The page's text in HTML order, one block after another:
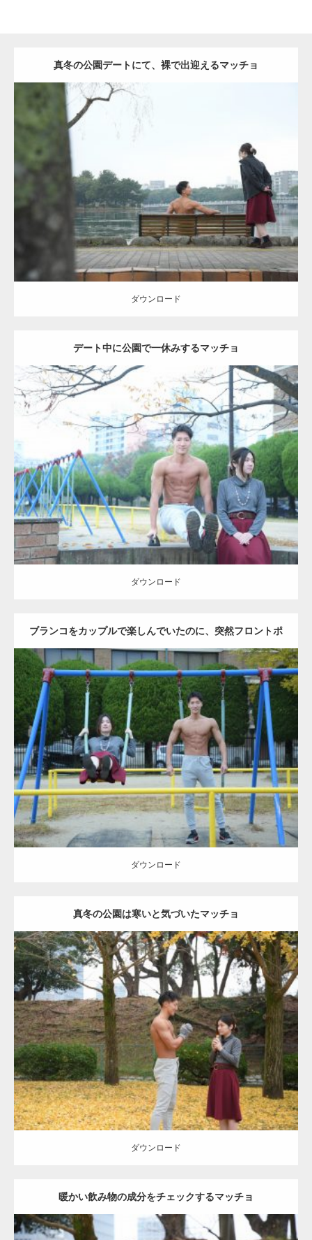
真冬の公園デートにて、裸で出迎えるマッチョ
公園のマッチョ AKIHITO(細マッチョ) 背中
ダウンロード
ダウンロード
デート中に公園で一休みするマッチョ
Update:2021.07.6
Category:公園のマッチョ その他 AKIHITO(細マッチョ) 腹筋
ダウンロード
ダウンロード
ブランコをカップルで楽しんでいたのに、突然フロントポ
ーズをするマッチョ
Update: 2021.07.6
Category:公園のマッチョ その他 AKIHITO(細マッチョ) 腹筋 大胸筋
ダウンロード
ダウンロード
真冬の公園は寒いと気づいたマッチョ
Update: 2021.07.8
Category:公園のマッチョ その他 AKIHITO(細マッチョ) 上腕三頭筋
肩
ダウンロード
ダウンロード
暖かい飲み物の成分をチェックするマッチョ